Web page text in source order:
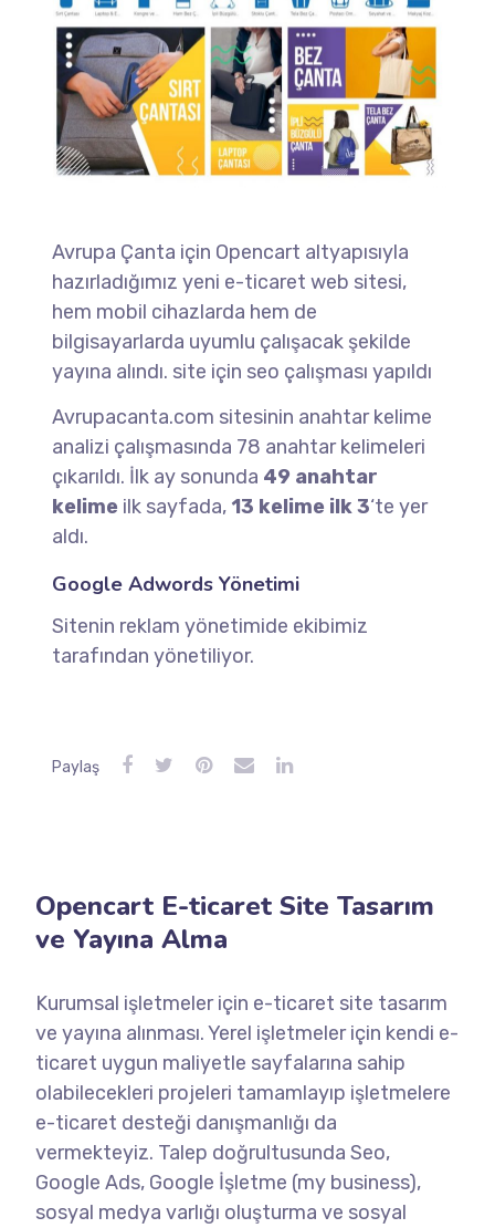
Avrupa Çanta için Opencart altyapısıyla
hazırladığımız yeni e-ticaret web sitesi,
hem mobil cihazlarda hem de
bilgisayarlarda uyumlu çalışacak şekilde
yayına alındı. site için seo çalışması yapıldı
Avrupacanta.com sitesinin anahtar kelime
analizi çalışmasında 78 anahtar kelimeleri
çıkarıldı. İlk ay sonunda 49 anahtar
kelime ilk sayfada, 13 kelime ilk 3‘te yer
aldı.
Google Adwords Yönetimi
Sitenin reklam yönetimide ekibimiz
tarafından yönetiliyor.
Paylaş
Opencart E-ticaret Site Tasarım
ve Yayına Alma
Kurumsal işletmeler için e-ticaret site tasarım
ve yayına alınması. Yerel işletmeler için kendi e-
ticaret uygun maliyetle sayfalarına sahip
olabilecekleri projeleri tamamlayıp işletmelere
e-ticaret desteği danışmanlığı da
vermekteyiz. Talep doğrultusunda Seo,
Google Ads, Google İşletme (my business),
sosyal medya varlığı oluşturma ve sosyal